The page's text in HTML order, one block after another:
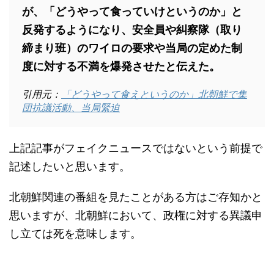
が、「どうやって食っていけというのか」と
反発するようになり、安全員や糾察隊（取り
締まり班）のワイロの要求や当局の定めた制
度に対する不満を爆発させたと伝えた。
引用元：
「どうやって食えというのか」北朝鮮で集
団抗議活動、当局緊迫
上記記事がフェイクニュースではないという前提で
記述したいと思います。
北朝鮮関連の番組を見たことがある方はご存知かと
思いますが、北朝鮮において、政権に対する異議申
し立ては死を意味します。